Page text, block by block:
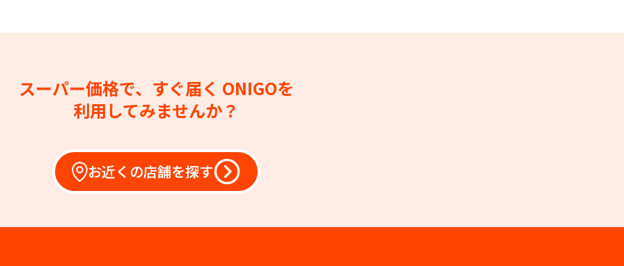
スーパー価格で、すぐ届く ONIGOを
利用してみませんか？
お近くの店舗を探す